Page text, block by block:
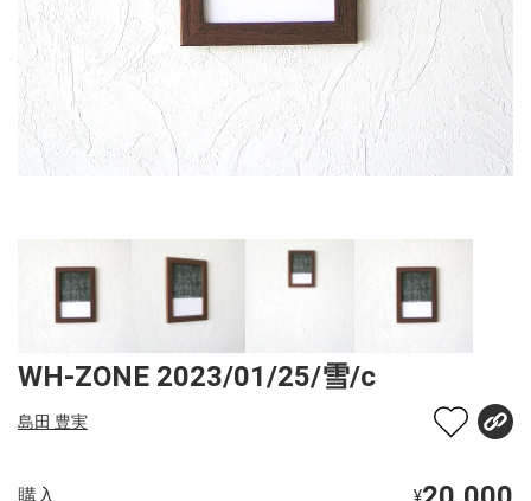
WH-ZONE 2023/01/25/雪/c
島田 豊実
購入 ¥